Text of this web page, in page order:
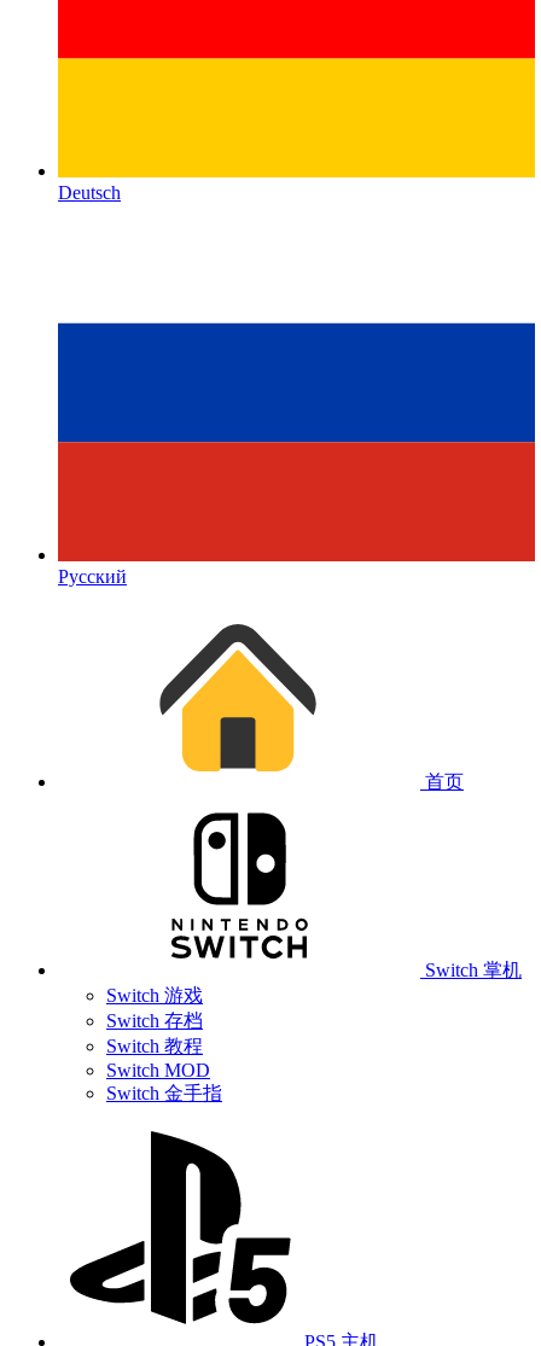
Deutsch
Русский
首页
Switch 掌机
Switch 游戏
Switch 存档
Switch 教程
Switch MOD
Switch 金手指